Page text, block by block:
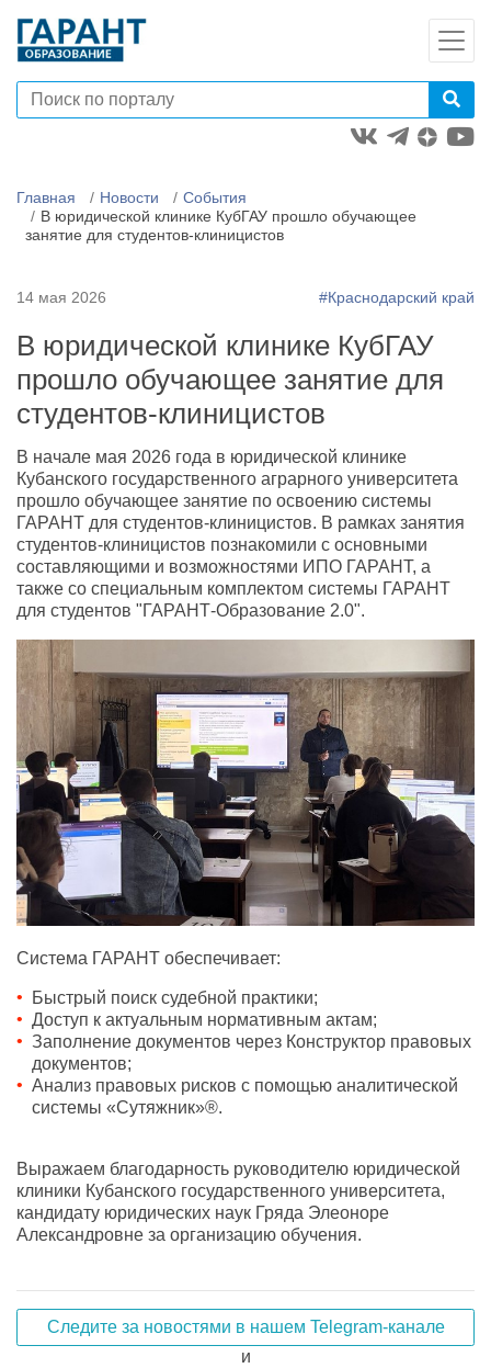
Главная Новости
События
В юридической клинике КубГАУ прошло обучающее
занятие для студентов-клиницистов
14 мая 2026 #Краснодарский край
В юридической клинике КубГАУ
прошло обучающее занятие для
студентов-клиницистов
В начале мая 2026 года в юридической клинике
Кубанского государственного аграрного университета
прошло обучающее занятие по освоению системы
ГАРАНТ для студентов-клиницистов. В рамках занятия
студентов-клиницистов познакомили с основными
составляющими и возможностями ИПО ГАРАНТ, а
также со специальным комплектом системы ГАРАНТ
для студентов "ГАРАНТ-Образование 2.0".
Система ГАРАНТ обеспечивает:
Быстрый поиск судебной практики;
Доступ к актуальным нормативным актам;
Заполнение документов через Конструктор правовых
документов;
Анализ правовых рисков с помощью аналитической
системы «Сутяжник»®.
Выражаем благодарность руководителю юридической
клиники Кубанского государственного университета,
кандидату юридических наук Гряда Элеоноре
Александровне за организацию обучения.
Следите за новостями в нашем Telegram-канале
и